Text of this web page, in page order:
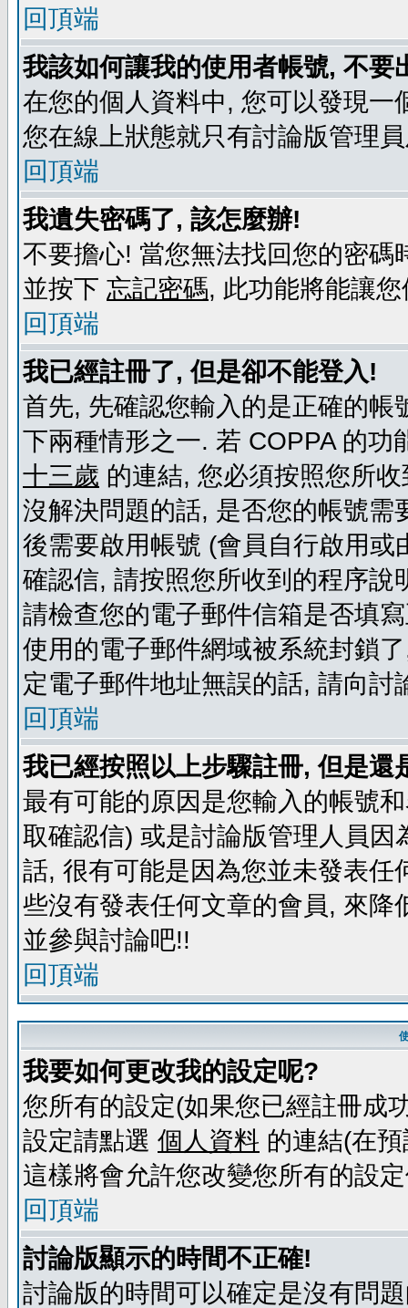
回頂端
我該如何讓我的使用者帳號, 不
在您的個人資料中, 您可以發現一
您在線上狀態就只有討論版管理
回頂端
我遺失密碼了, 該怎麼辦!
不要擔心! 當您無法找回您的密
並按下 忘記密碼, 此功能將能讓
回頂端
我已經註冊了, 但是卻不能登入!
首先, 先確認您輸入的是正確的
下兩種情形之一. 若 COPPA 的
十三歲 的連結, 您必須按照您所
沒解決問題的話, 是否您的帳號
後需要啟用帳號 (會員自行啟用
確認信, 請按照您所收到的程序
請檢查您的電子郵件信箱是否填
使用的電子郵件網域被系統封鎖
定電子郵件地址無誤的話, 請向
回頂端
我已經按照以上步驟註冊, 但是還
最有可能的原因是您輸入的帳號
取確認信) 或是討論版管理人員
話, 很有可能是因為您並未發表
些沒有發表任何文章的會員, 來
並參與討論吧!!
回頂端
我要如何更改我的設定呢?
您所有的設定(如果您已經註冊成
設定請點選 個人資料 的連結(在
這樣將會允許您改變您所有的設
回頂端
討論版顯示的時間不正確!
討論版的時間可以確定是沒有問